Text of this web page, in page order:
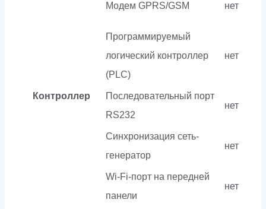
Контроллер
Модем GPRS/GSM нет
Программируемый
логический контроллер
(PLC)
нет
Последовательный порт
RS232
нет
Синхронизация сеть-
генератор
нет
Wi-Fi-порт на передней
панели
нет